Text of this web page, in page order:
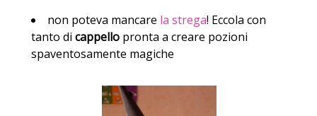
non poteva mancare la strega! Eccola con
tanto di cappello pronta a creare pozioni
spaventosamente magiche